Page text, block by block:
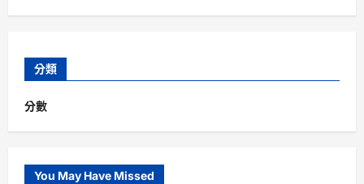
分類
分數
You May Have Missed